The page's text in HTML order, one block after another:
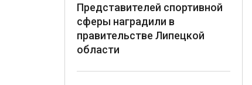
Представителей спортивной
сферы наградили в
правительстве Липецкой
области